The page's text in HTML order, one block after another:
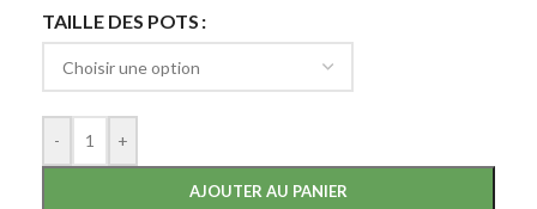
TAILLE DES POTS
- +
AJOUTER AU PANIER